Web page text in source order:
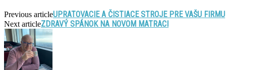
Previous articleUPRATOVACIE A ČISTIACE STROJE PRE VAŠU FIRMU
Next articleZDRAVÝ SPÁNOK NA NOVOM MATRACI